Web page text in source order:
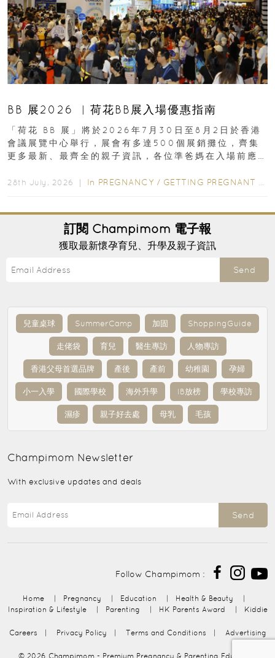
BB 展2026 ︳荷花BB展入場優惠指南
「荷花 BB 展」將於2026年7月30日至8月2日於香港
會議展覽中心舉行，展會有多達500個展銷攤位，齊集
更多最新、最齊全的親子資訊，各位準爸媽在入場前應
28th July, 2026 ｜ In PREGNANCY / GETTING PREGNANT
訂閱 Champimom 電子報
獲取最新懷孕育兒、升學及親子資訊
Send
兒童桌球 SummerCamp 加固 ShoppingGuide
走佬袋 育兒 醫生專訪 人物專訪
香港父母首選品牌 產後 產前 幼稚園 孕婦
小一入學 國際學校 海外升學 IB放榜 學校專訪
濕疹 親子好去處 母乳 毛孩
Champimom Newsletter
With exclusive updates and deals
Send
Follow Champimom :
Home | Pregnancy | Education | Health & Beauty
|
Inspiration & Lifestyle
| Parenting | HK Parents Award | Kiddie
Careers | Privacy Policy | Terms and Conditions | Advertising
© 2026 Champimom - Premium Pregnancy & Parenting Education